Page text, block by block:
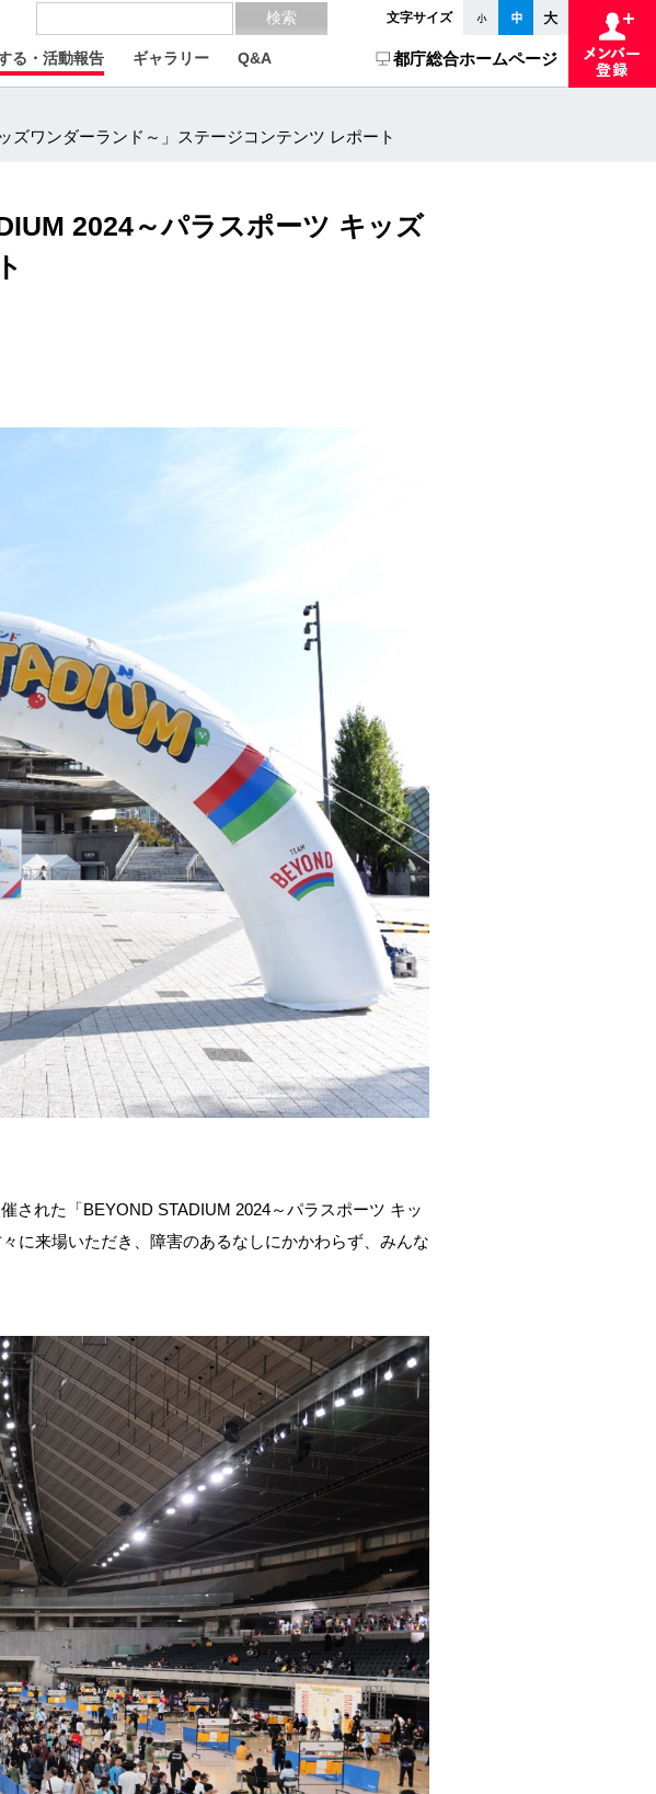
文字サイズ
る・活動報告 ギャラリー Q&A 都庁総合ホームページ
ズワンダーランド～」ステージコンテンツ レポート
2024～パラスポーツ キッズ
された「BEYOND STADIUM 2024～パラスポーツ キッ
に来場いただき、障害のあるなしにかかわらず、みんな